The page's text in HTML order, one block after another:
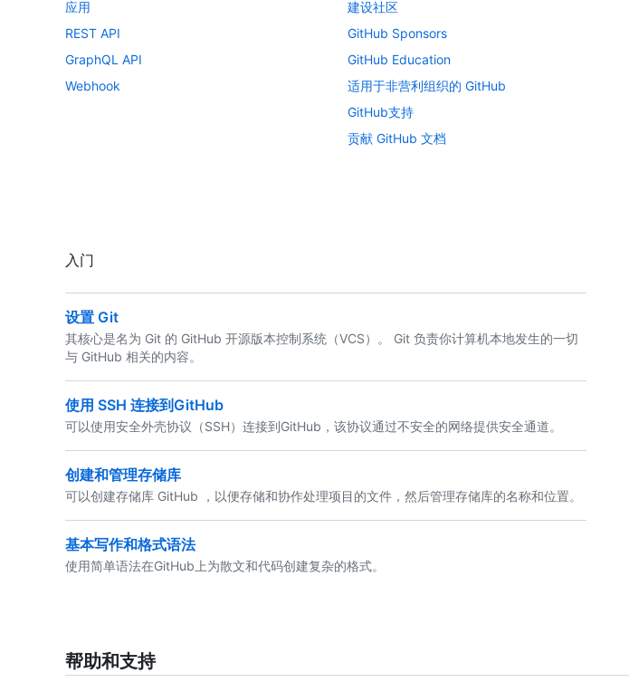
应用
REST API
GraphQL API
Webhook
建设社区
GitHub Sponsors
GitHub Education
适用于非营利组织的 GitHub
GitHub支持
贡献 GitHub 文档
入门
设置 Git
其核心是名为 Git 的 GitHub 开源版本控制系统（VCS）。 Git 负责你计算机本地发生的一切
与 GitHub 相关的内容。
使用 SSH 连接到GitHub
可以使用安全外壳协议（SSH）连接到GitHub，该协议通过不安全的网络提供安全通道。
创建和管理存储库
可以创建存储库 GitHub ，以便存储和协作处理项目的文件，然后管理存储库的名称和位置。
基本写作和格式语法
使用简单语法在GitHub上为散文和代码创建复杂的格式。
帮助和支持